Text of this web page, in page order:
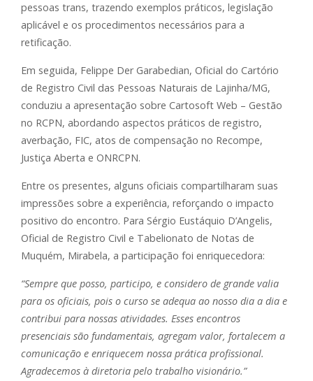
pessoas trans, trazendo exemplos práticos, legislação
aplicável e os procedimentos necessários para a
retificação.
Em seguida, Felippe Der Garabedian, Oficial do Cartório
de Registro Civil das Pessoas Naturais de Lajinha/MG,
conduziu a apresentação sobre Cartosoft Web – Gestão
no RCPN, abordando aspectos práticos de registro,
averbação, FIC, atos de compensação no Recompe,
Justiça Aberta e ONRCPN.
Entre os presentes, alguns oficiais compartilharam suas
impressões sobre a experiência, reforçando o impacto
positivo do encontro. Para Sérgio Eustáquio D’Angelis,
Oficial de Registro Civil e Tabelionato de Notas de
Muquém, Mirabela, a participação foi enriquecedora:
“Sempre que posso, participo, e considero de grande valia
para os oficiais, pois o curso se adequa ao nosso dia a dia e
contribui para nossas atividades. Esses encontros
presenciais são fundamentais, agregam valor, fortalecem a
comunicação e enriquecem nossa prática profissional.
Agradecemos à diretoria pelo trabalho visionário.”